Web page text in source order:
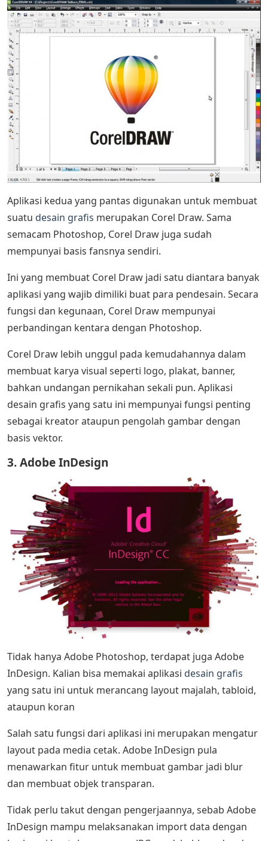
Aplikasi kedua yang pantas digunakan untuk membuat
suatu desain grafis merupakan Corel Draw. Sama
semacam Photoshop, Corel Draw juga sudah
mempunyai basis fansnya sendiri.
Ini yang membuat Corel Draw jadi satu diantara banyak
aplikasi yang wajib dimiliki buat para pendesain. Secara
fungsi dan kegunaan, Corel Draw mempunyai
perbandingan kentara dengan Photoshop.
Corel Draw lebih unggul pada kemudahannya dalam
membuat karya visual seperti logo, plakat, banner,
bahkan undangan pernikahan sekali pun. Aplikasi
desain grafis yang satu ini mempunyai fungsi penting
sebagai kreator ataupun pengolah gambar dengan
basis vektor.
3. Adobe InDesign
Tidak hanya Adobe Photoshop, terdapat juga Adobe
InDesign. Kalian bisa memakai aplikasi desain grafis
yang satu ini untuk merancang layout majalah, tabloid,
ataupun koran
Salah satu fungsi dari aplikasi ini merupakan mengatur
layout pada media cetak. Adobe InDesign pula
menawarkan fitur untuk membuat gambar jadi blur
dan membuat objek transparan.
Tidak perlu takut dengan pengerjaannya, sebab Adobe
InDesign mampu melaksanakan import data dengan